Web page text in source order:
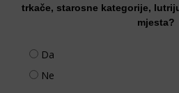
trkače, starosne kategorije,
mjesta?
Da
Ne